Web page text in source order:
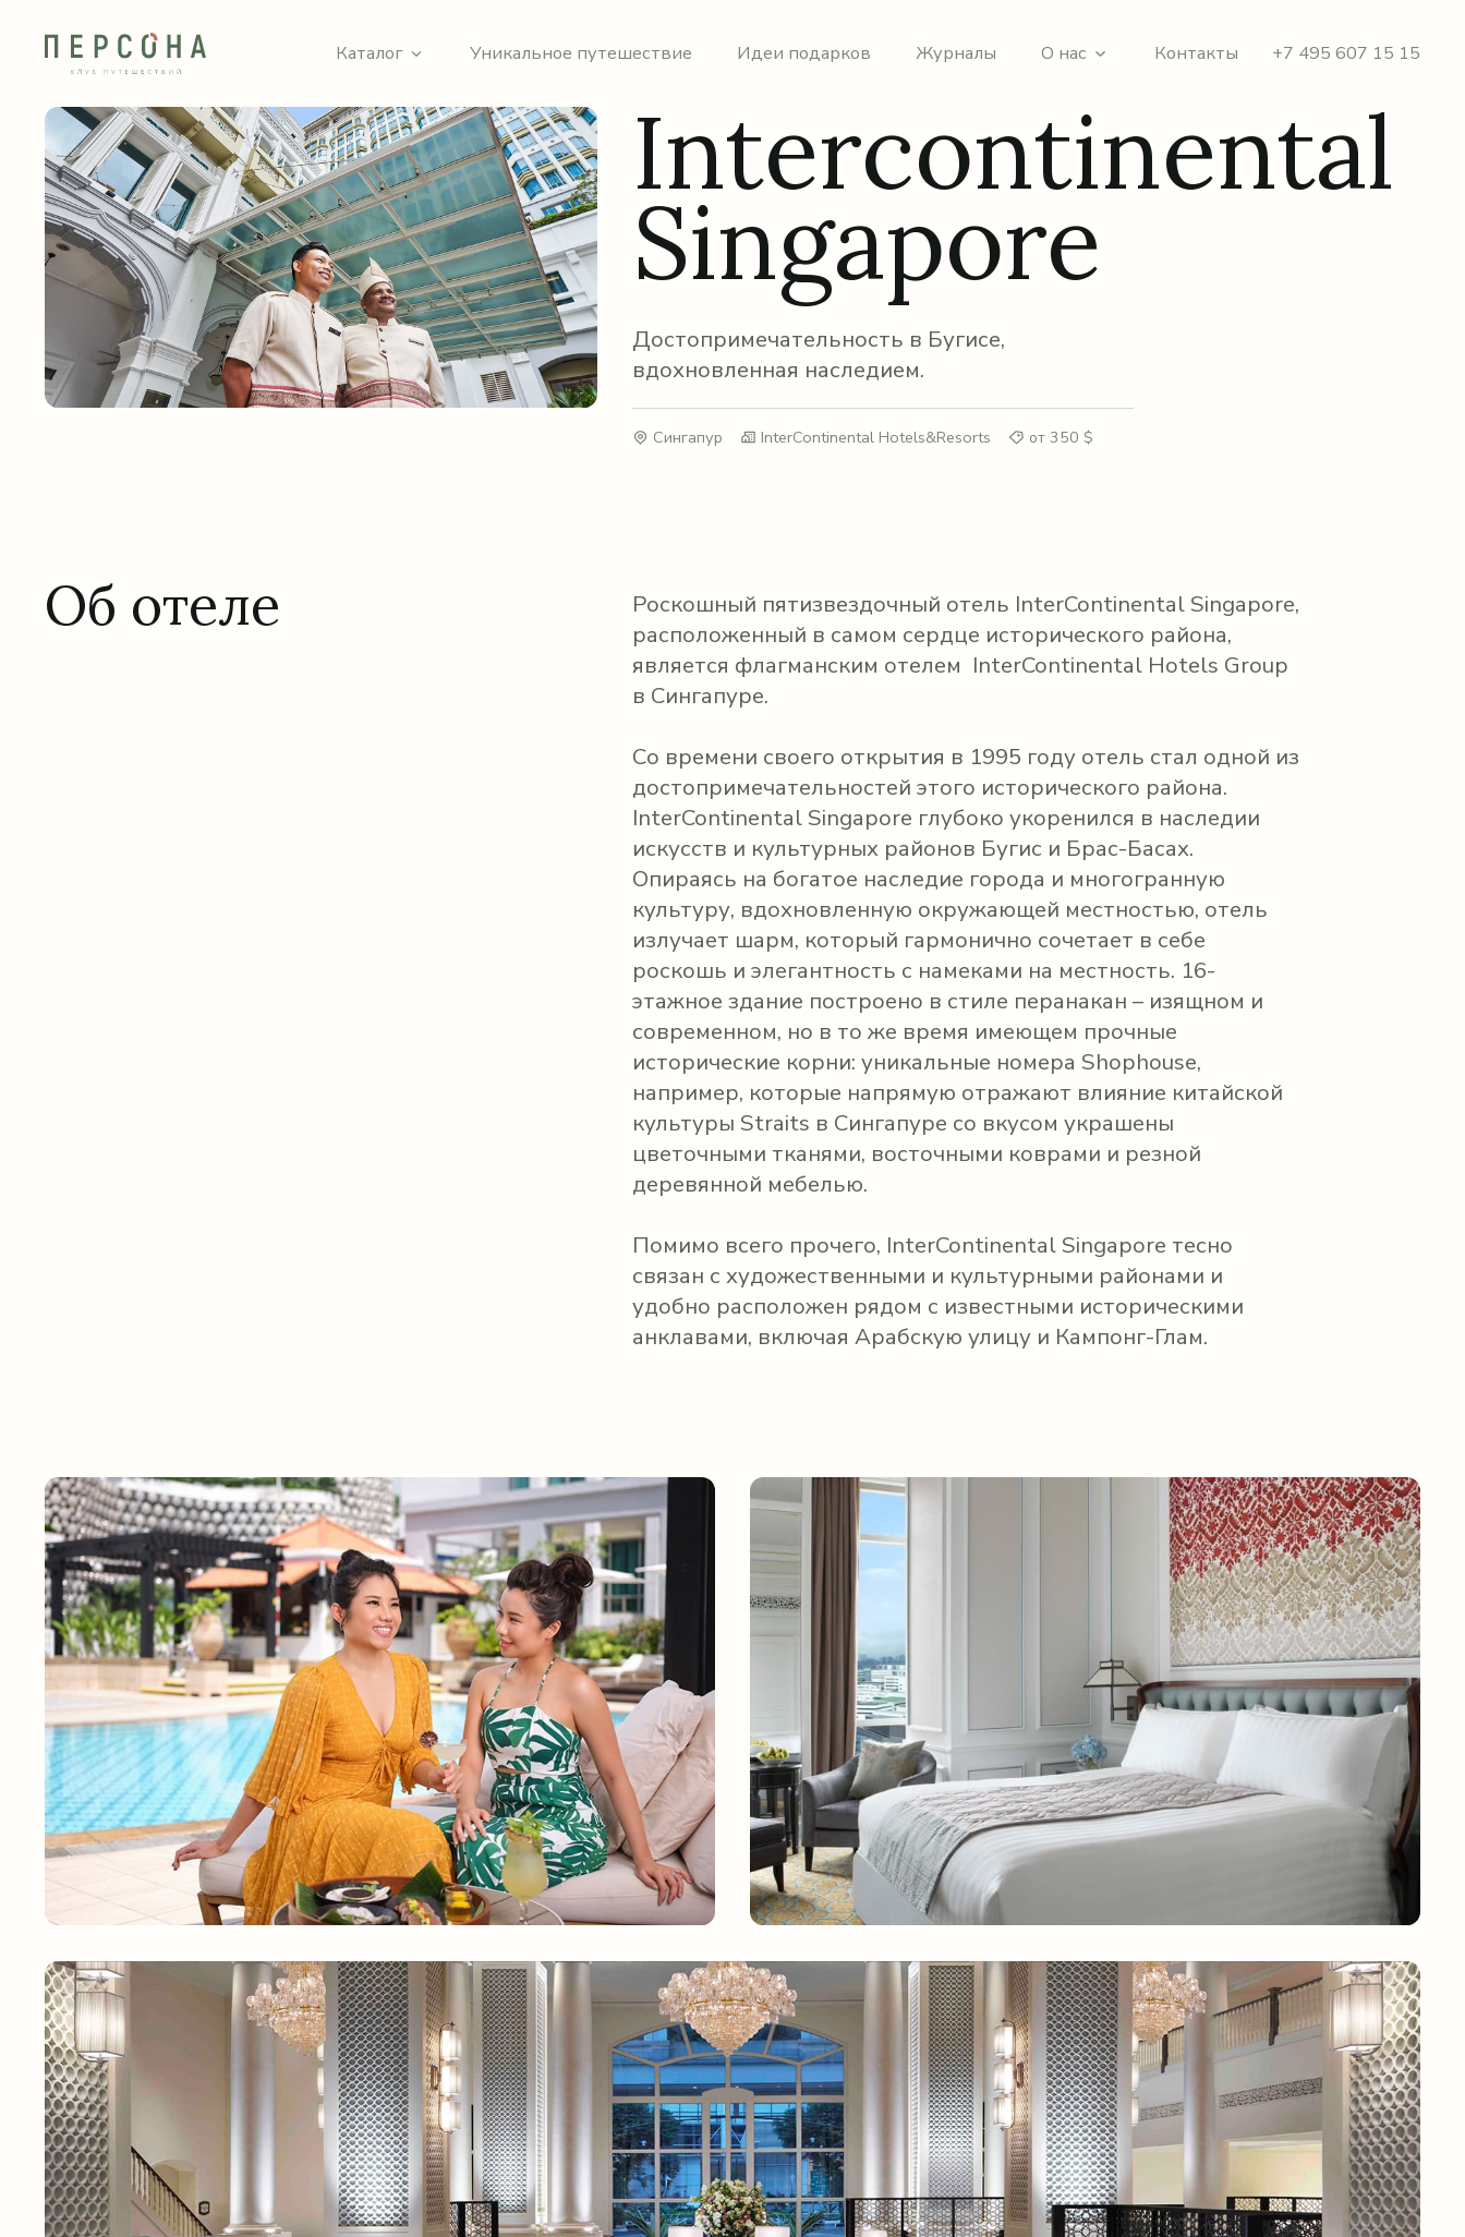
Каталог Уникальное путешествие Идеи подарков Журналы О нас Контакты +7 495 607 15 15
Intercontinental
Singapore
Достопримечательность в Бугисе,
вдохновленная наследием.
Сингапур InterContinental Hotels&Resorts от 350 $
Об отеле
Роскошный пятизвездочный отель InterContinental Singapore,
расположенный в самом сердце исторического района,
является флагманским отелем InterContinental Hotels Group
в Сингапуре.
Со времени своего открытия в 1995 году отель стал одной из
достопримечательностей этого исторического района.
InterContinental Singapore глубоко укоренился в наследии
искусств и культурных районов Бугис и Брас-Басах.
Опираясь на богатое наследие города и многогранную
культуру, вдохновленную окружающей местностью, отель
излучает шарм, который гармонично сочетает в себе
роскошь и элегантность с намеками на местность. 16-
этажное здание построено в стиле перанакан – изящном и
современном, но в то же время имеющем прочные
исторические корни: уникальные номера Shophouse,
например, которые напрямую отражают влияние китайской
культуры Straits в Сингапуре со вкусом украшены
цветочными тканями, восточными коврами и резной
деревянной мебелью.
Помимо всего прочего, InterContinental Singapore тесно
связан с художественными и культурными районами и
удобно расположен рядом с известными историческими
анклавами, включая Арабскую улицу и Кампонг-Глам.